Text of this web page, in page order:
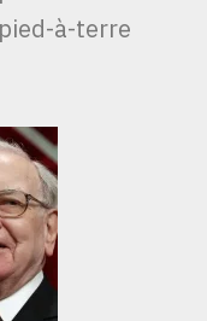
à-terre